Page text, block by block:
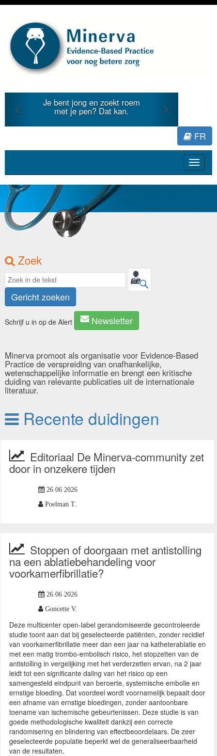
Je bent jong en zoekt roem
met je pen? Dat kan.
Previous
FR
Toggle
Zoek
Gericht zoeken
Schrijf u in op de Alert Newsletter
Minerva promoot als organisatie voor Evidence-Based
Practice de verspreiding van onafhankelijke,
wetenschappelijke informatie en brengt een kritische
duiding van relevante publicaties uit de internationale
literatuur.
Recente duidingen
Editoriaal De Minerva-community zet
door in onzekere tijden
26 06 2026
Poelman T.
Stoppen of doorgaan met antistolling
na een ablatiebehandeling voor
voorkamerfibrillatie?
26 06 2026
Goncette V.
Deze multicenter open-label gerandomiseerde gecontroleerde
studie toont aan dat bij geselecteerde patiënten, zonder recidief
van voorkamerfibrillatie meer dan een jaar na katheterablatie en
met een matig trombo-embolisch risico, het stopzetten van de
antistolling in vergelijking met het verderzetten ervan, na 2 jaar
leidt tot een significante daling van het risico op een
samengesteld eindpunt van beroerte, systemische embolie en
ernstige bloeding. Dat voordeel wordt voornamelijk bepaalt door
een afname van ernstige bloedingen, zonder aantoonbare
toename van ischemische gebeurtenissen. Deze studie is van
goede methodologische kwaliteit dankzij een correcte
randomisering en blindering van effectbeoordelaars. De zeer
geselecteerde populatie beperkt wel de generaliseerbaarheid
van de resultaten.